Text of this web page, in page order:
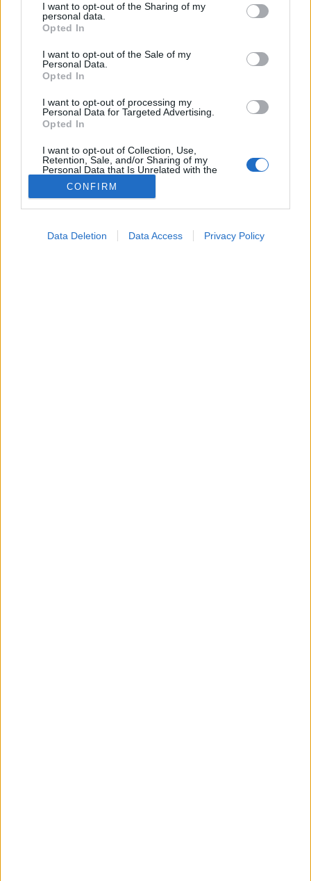
not limited to your visit or usage behaviour. You may click to
grant or deny consent to Google and its third-party tags to
use your data for below specified purposes in below Google
consent section.
I want to opt-out of the Sharing of my
personal data.
Opted In
I want to opt-out of the Sale of my
Personal Data.
Opted In
I want to opt-out of processing my
Personal Data for Targeted Advertising.
Opted In
I want to opt-out of Collection, Use,
Retention, Sale, and/or Sharing of my
Personal Data that Is Unrelated with the
Purposes for which it was collected.
Opted Out
CONFIRM
Data Deletion Data Access Privacy Policy